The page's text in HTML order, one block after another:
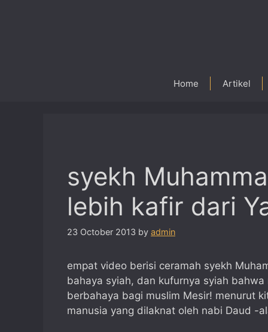
Home Artikel
syekh
lebih kafir dari
23 October 2013 by admin
empat video berisi ceramah syekh
bahaya syiah, dan kufurnya syiah
berbahaya bagi muslim Mesir! menurut
manusia yang dilaknat oleh nabi Daud -